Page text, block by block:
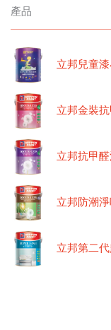
產品
立邦兒童
立邦金裝
立邦抗甲
立邦防潮
立邦第二